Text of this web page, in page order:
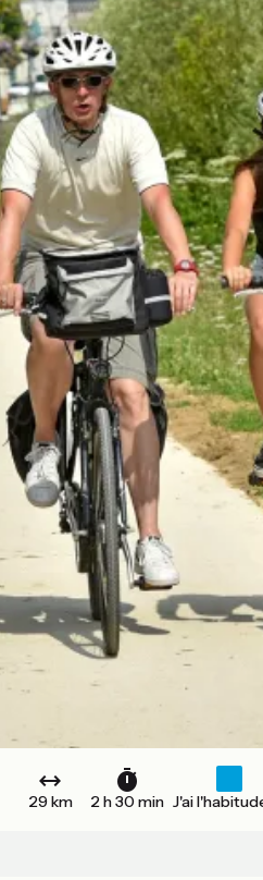
29 km 2 h 30 min J'ai